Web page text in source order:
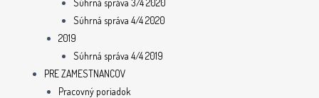
Súhrná správa 4/4 2020
2019
Súhrná správa 4/4 2019
PRE ZAMESTNANCOV
Pracovný poriadok